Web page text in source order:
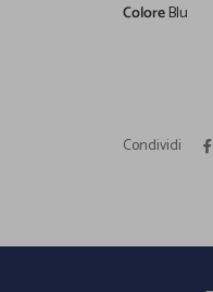
ColoreBlu
Condividi